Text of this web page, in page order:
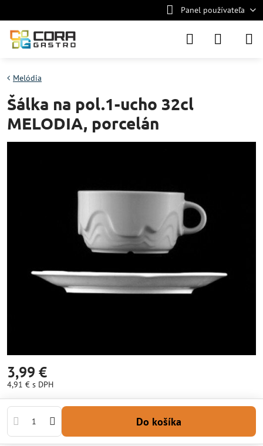
Panel používateľa
Melódia
Šálka na pol.1-ucho 32cl
MELODIA, porcelán
3,99 €
4,91 € s DPH
Do košíka